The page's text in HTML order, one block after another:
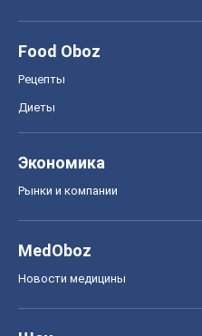
Food Oboz
Рецепты
Диеты
Экономика
Рынки и компании
MedOboz
Новости медицины